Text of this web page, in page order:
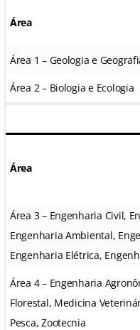
Área
Área 1 – Geologia e
Área 2 – Biologia e Ecologia
Área
Área 3 – Engenharia Civil,
Engenharia Ambiental,
Engenharia Elétrica,
Área 4 – Engenharia
Florestal, Medicina
Pesca, Zootecnia